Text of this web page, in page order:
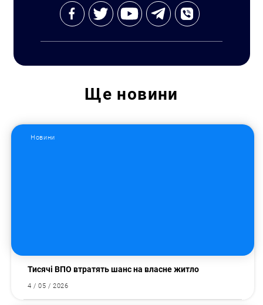
Ще новини
Новини
Тисячі ВПО втратять шанс на власне житло
4 / 05 / 2026